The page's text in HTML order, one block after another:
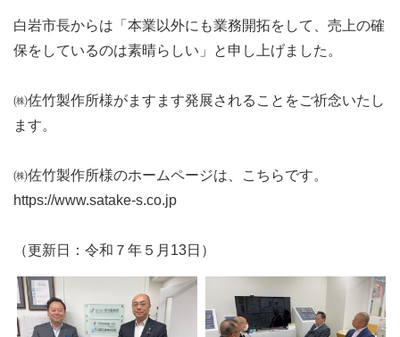
白岩市長からは「本業以外にも業務開拓をして、売上の確
保をしているのは素晴らしい」と申し上げました。
㈱佐竹製作所様がますます発展されることをご祈念いたし
ます。
㈱佐竹製作所様のホームページは、こちらです。
https://www.satake-s.co.jp
（更新日：令和７年５月13日）